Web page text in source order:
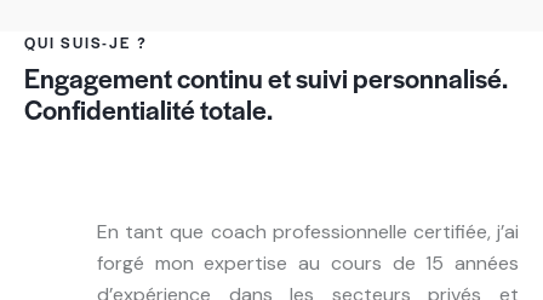
suis découvert un leadership puissant qui a
transformé mon approche avec mon équipe. Ce
coaching a été la clé de notre réussite commune.
QUI SUIS-JE ?
Engagement continu et suivi personnalisé.
Confidentialité totale.
En tant que coach professionnelle certifiée, j’ai
forgé mon expertise au cours de 15 années
d’expérience dans les secteurs privés et